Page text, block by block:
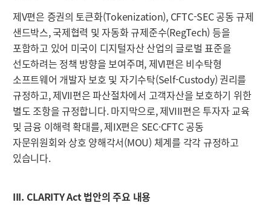
제V편은 증권의 토큰화(Tokenization), CFTC-SEC 공동 규제
샌드박스, 국제협력 및 자동화 규제준수(RegTech) 등을
포함하고 있어 미국이 디지털자산 산업의 글로벌 표준을
선도하려는 정책 방향을 보여주며, 제VI편은 비수탁형
소프트웨어 개발자 보호 및 자기수탁(Self-Custody) 권리를
규정하고, 제VII편은 파산절차에서 고객자산을 보호하기 위한
별도 조항을 규정합니다. 마지막으로, 제VIII편은 투자자 교육
및 금융 이해력 확대를, 제IX편은 SEC·CFTC 공동
자문위원회와 상호 양해각서(MOU) 체계를 각각 규정하고
있습니다.
III. CLARITY Act 법안의 주요 내용